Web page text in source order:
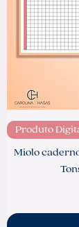
Produto
Miolo